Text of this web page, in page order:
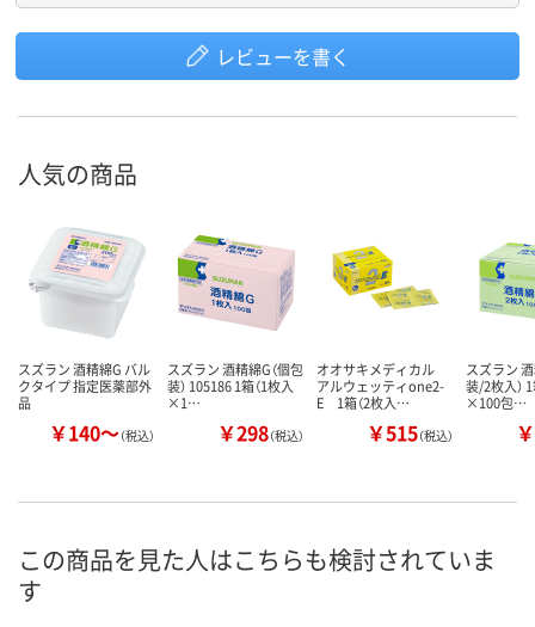
レビューを書く
人気の商品
スズラン 酒精綿G バル
クタイプ 指定医薬部外
品
￥140～（税込）
スズラン 酒精綿G（個包
装） 105186 1箱（1枚入
×1…
￥298（税込）
オオサキメディカル
アルウェッティone2-
E 1箱（2枚入…
￥515（税込）
スズラン
装/2枚入）
×100包…
この商品を見た人はこちらも検討されていま
す